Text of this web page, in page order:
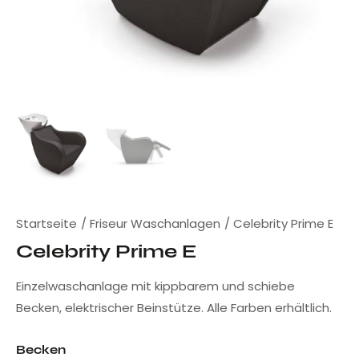
Startseite Friseur Waschanlagen Celebrity Prime E
Celebrity Prime E
Einzelwaschanlage mit kippbarem und schiebe
Becken, elektrischer Beinstütze. Alle Farben erhältlich.
Becken